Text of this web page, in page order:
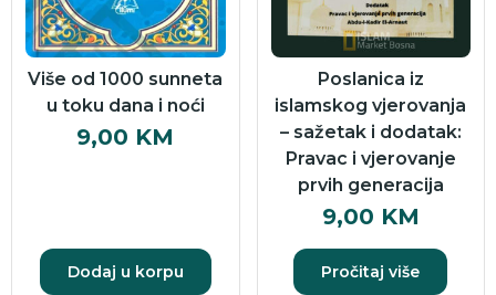
Više od 1000 sunneta
u toku dana i noći
9,00 KM
Dodaj u korpu
Poslanica iz
islamskog vjerovanja
– sažetak i dodatak:
Pravac i vjerovanje
prvih generacija
9,00 KM
Pročitaj više